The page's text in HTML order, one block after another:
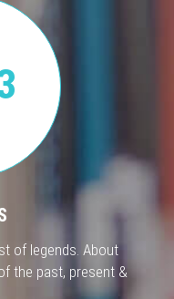
of legends. About
the past, present &